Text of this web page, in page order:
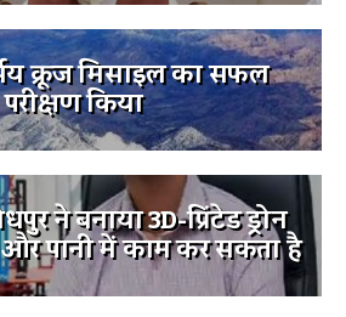
क्रूज मिसाइल का सफल
परीक्षण किया
ने बनाया 3D-प्रिंटेड ड्रोन
पानी में काम कर सकता है